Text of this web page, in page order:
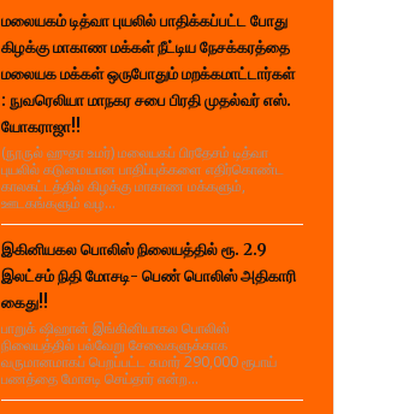
மலையகம் டித்வா புயலில் பாதிக்கப்பட்ட போது
கிழக்கு மாகாண மக்கள் நீட்டிய நேசக்கரத்தை
மலையக மக்கள் ஒருபோதும் மறக்கமாட்டார்கள்
: நுவரெலியா மாநகர சபை பிரதி முதல்வர் எஸ்.
யோகராஜா!!
(நூருல் ஹுதா உமர்) மலையகப் பிரதேசம் டித்வா
புயலில் கடுமையான பாதிப்புக்களை எதிர்கொண்ட
காலகட்டத்தில் கிழக்கு மாகாண மக்களும்,
ஊடகங்களும் வழ...
இகினியகல பொலிஸ் நிலையத்தில் ரூ. 2.9
இலட்சம் நிதி மோசடி- பெண் பொலிஸ் அதிகாரி
கைது!!
பாறுக் ஷிஹான் இங்கினியாகல பொலிஸ்
நிலையத்தில் பல்வேறு சேவைகளுக்காக
வருமானமாகப் பெறப்பட்ட சுமார் 290,000 ரூபாய்
பணத்தை மோசடி செய்தார் என்ற...